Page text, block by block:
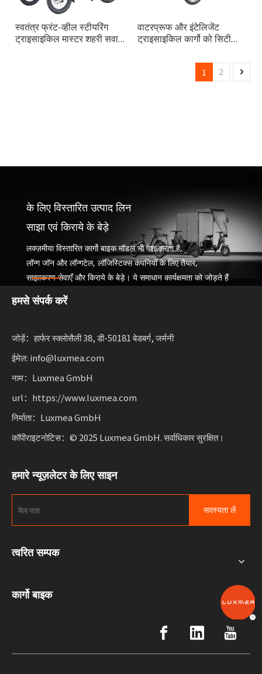
स्वतंत्र फ्रंट-व्हील स्टीयरिंग
ट्राइसाइकिल मास्टर शहरी सवारी
वाटरप्रूफ और इंटेलिजेंट
ट्राइसाइकिल कार्गो को सिटी
1 2
के लिए विस्तारित उत्पाद लिन
साझा एवं किराये के बेड़े
लक्ज़मीया विस्तारित कार्गो बाइक मॉडल भी पेश करता है,
लॉन्ग जॉन और लॉन्गटेल, लॉजिस्टिक्स कंपनियों के लिए तैयार,
साझाकरण सेवाएँ और किराये के बेड़े। ये समाधान कार्यक्षमता को जोड़ते हैं
स्थायी गतिशीलता बढ़ाने वाले व्यवसायों के लिए लचीलेपन के साथ।
हमसे संपर्क करें
जोड़ें：हार्फर स्क्लोसैली 38, डी-50181 बेडबर्ग, जर्मनी
ईमेल: info@luxmea.com
नाम：Luxmea GmbH
url：https://www.luxmea.com
निर्माता：Luxmea GmbH
कॉपीराइटनोटिस：© 2025 Luxmea GmbH. सर्वाधिकार सुरक्षित।
हमारे न्यूज़लेटर के लिए साइन
सदस्यता लें
त्वरित सम्पक
कार्गो बाइक